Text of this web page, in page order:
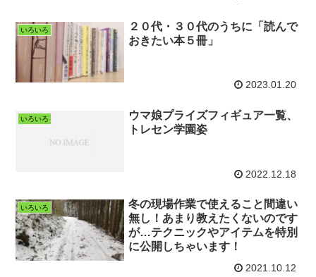
いろいろ
２０代・３０代のうちに「読んで
おきたい本５冊」
2023.01.20
いろいろ
ウマ娘プライズフィギュア一覧、
トレセン学園姿
2022.12.18
いろいろ
冬の現場作業で使えること間違い
無し！あまり教えたくないのです
が…テクニックやアイテムを特別
に公開しちゃいます！
2021.10.12